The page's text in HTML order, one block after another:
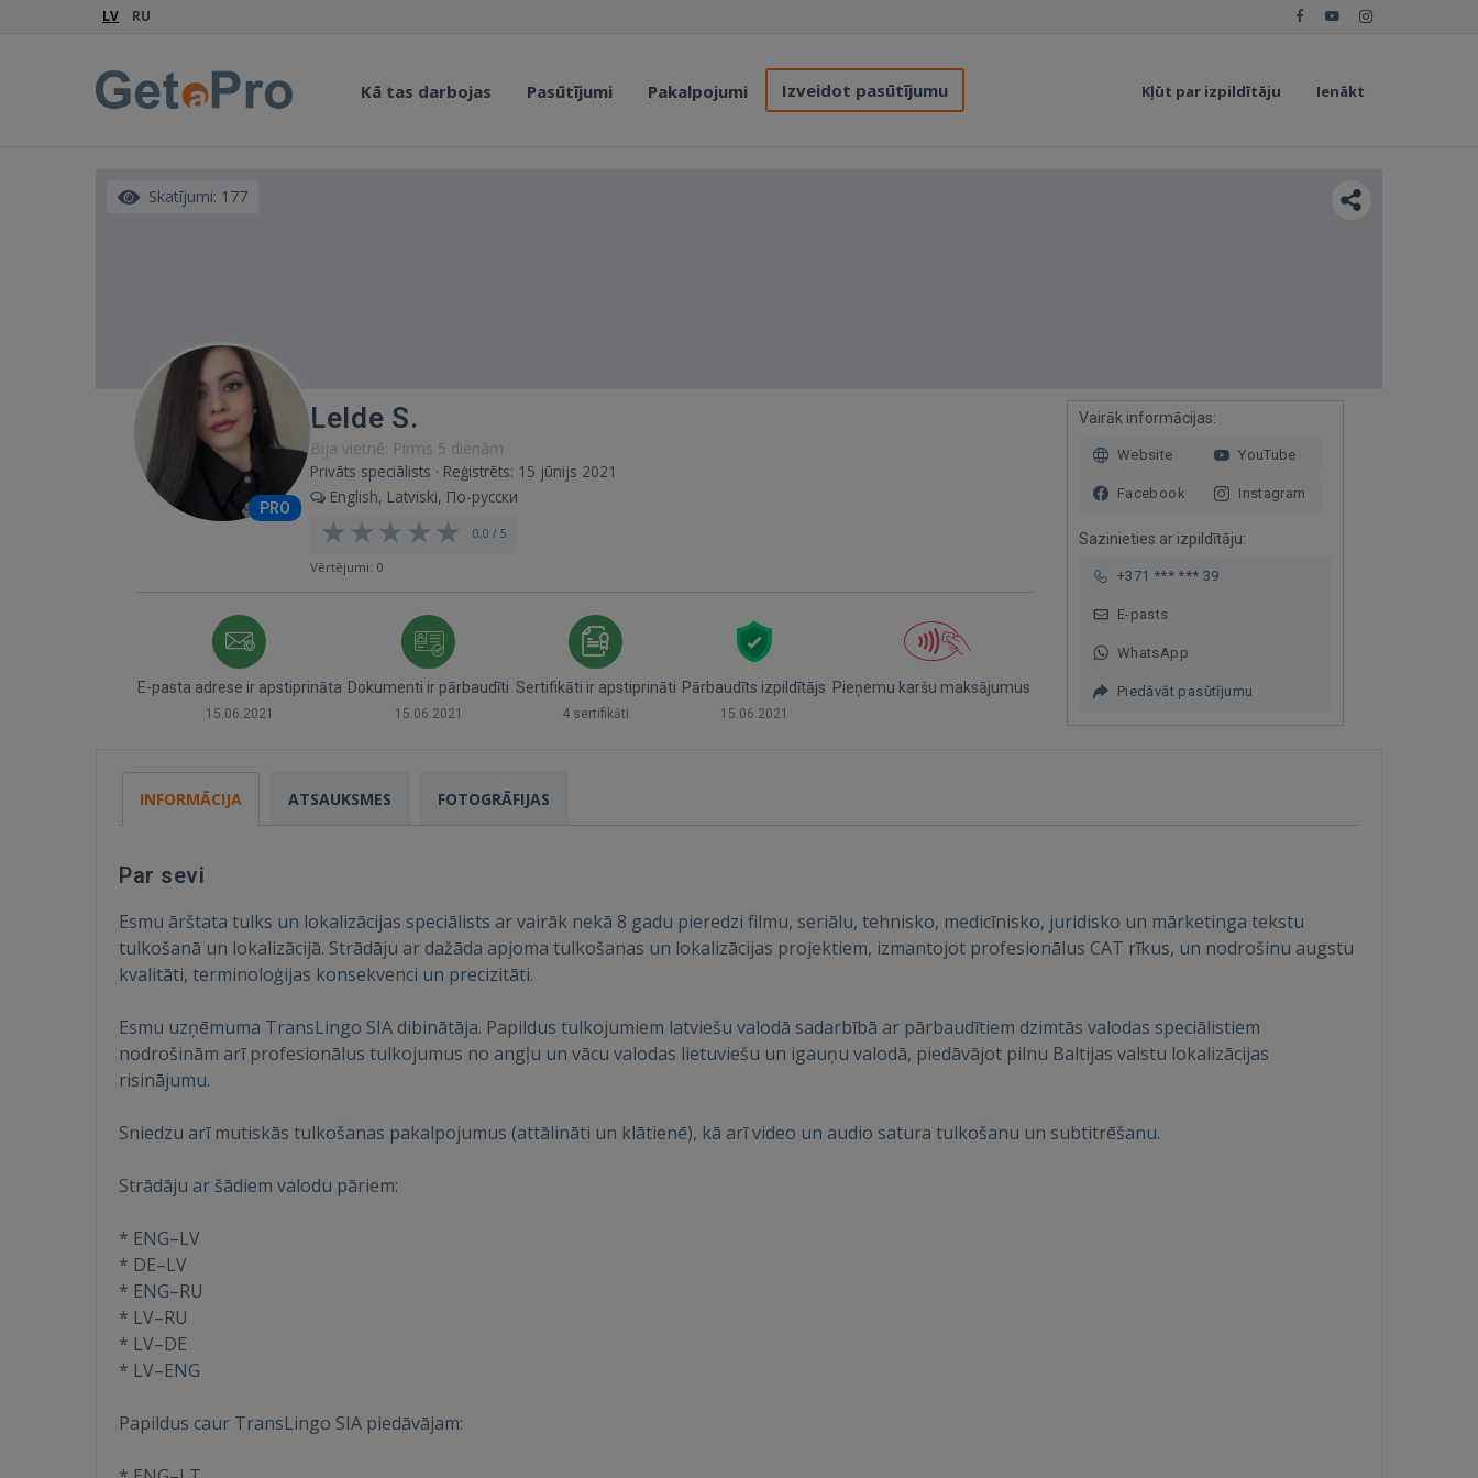
LV RU
Kā tas darbojas Pasūtījumi Pakalpojumi Izveidot pasūtījumu Kļūt par izpildītāju Ienākt
Skatījumi: 177
PRO
Lelde S.
Bija vietnē: Pirms 5 dienām
Privāts speciālists · Reģistrēts: 15 jūnijs 2021
English, Latviski, По-русски
0,0 / 5
Vērtējumi: 0
E-pasta adrese ir apstiprināta
15.06.2021
Dokumenti ir pārbaudīti
15.06.2021
Sertifikāti ir apstiprināti
4 sertifikāti
Pārbaudīts izpildītājs
15.06.2021
Pieņemu karšu maksājumus
Vairāk informācijas:
Website YouTube
Facebook Instagram
Sazinieties ar izpildītāju:
+371 *** *** 39
E-pasts
WhatsApp
Piedāvāt pasūtījumu
INFORMĀCIJA ATSAUKSMES FOTOGRĀFIJAS
Par sevi
Esmu ārštata tulks un lokalizācijas speciālists ar vairāk nekā 8 gadu pieredzi filmu, seriālu, tehnisko, medicīnisko, juridisko un mārketinga tekstu
tulkošanā un lokalizācijā. Strādāju ar dažāda apjoma tulkošanas un lokalizācijas projektiem, izmantojot profesionālus CAT rīkus, un nodrošinu augstu
kvalitāti, terminoloģijas konsekvenci un precizitāti.
Esmu uzņēmuma TransLingo SIA dibinātāja. Papildus tulkojumiem latviešu valodā sadarbībā ar pārbaudītiem dzimtās valodas speciālistiem
nodrošinām arī profesionālus tulkojumus no angļu un vācu valodas lietuviešu un igauņu valodā, piedāvājot pilnu Baltijas valstu lokalizācijas
risinājumu.
Sniedzu arī mutiskās tulkošanas pakalpojumus (attālināti un klātienē), kā arī video un audio satura tulkošanu un subtitrēšanu.
Strādāju ar šādiem valodu pāriem:
* ENG–LV
* DE–LV
* ENG–RU
* LV–RU
* LV–DE
* LV–ENG
Papildus caur TransLingo SIA piedāvājam: